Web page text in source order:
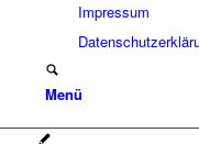
Impressum
Menü